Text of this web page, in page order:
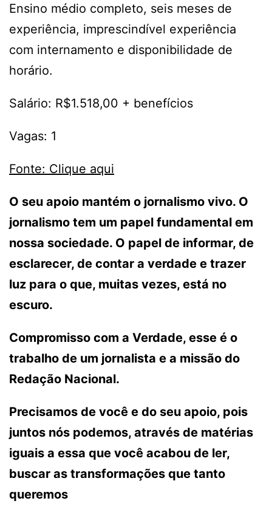
Ensino médio completo, seis meses de
experiência, imprescindível experiência
com internamento e disponibilidade de
horário.
Salário: R$1.518,00 + benefícios
Vagas: 1
Fonte: Clique aqui
O seu apoio mantém o jornalismo vivo. O
jornalismo tem um papel fundamental em
nossa sociedade. O papel de informar, de
esclarecer, de contar a verdade e trazer
luz para o que, muitas vezes, está no
escuro.
Compromisso com a Verdade, esse é o
trabalho de um jornalista e a missão do
Redação Nacional.
Precisamos de você e do seu apoio, pois
juntos nós podemos, através de matérias
iguais a essa que você acabou de ler,
buscar as transformações que tanto
queremos